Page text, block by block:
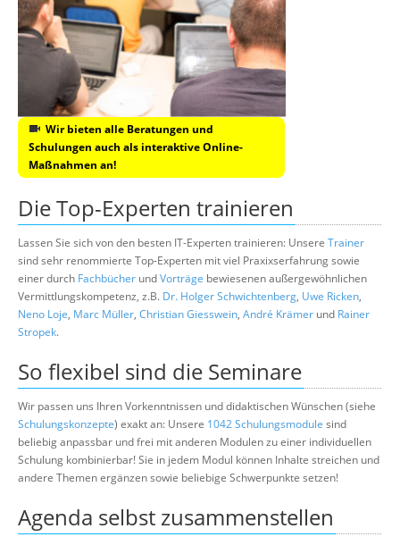
Wir bieten alle Beratungen und
Schulungen auch als interaktive Online-
Maßnahmen an!
Die Top-Experten trainieren
Lassen Sie sich von den besten IT-Experten trainieren: Unsere Trainer
sind sehr renommierte Top-Experten mit viel Praxixserfahrung sowie
einer durch Fachbücher undVorträge bewiesenen außergewöhnlichen
Vermittlungskompetenz, z.B. Dr. Holger Schwichtenberg, Uwe Ricken,
Neno Loje, Marc Müller, Christian Giesswein, André Krämer und Rainer
Stropek.
So flexibel sind die Seminare
Wir passen uns Ihren Vorkenntnissen und didaktischen Wünschen (siehe
Schulungskonzepte) exakt an: Unsere 1042 Schulungsmodule sind
beliebig anpassbar und frei mit anderen Modulen zu einer individuellen
Schulung kombinierbar! Sie in jedem Modul können Inhalte streichen und
andere Themen ergänzen sowie beliebige Schwerpunkte setzen!
Agenda selbst zusammenstellen